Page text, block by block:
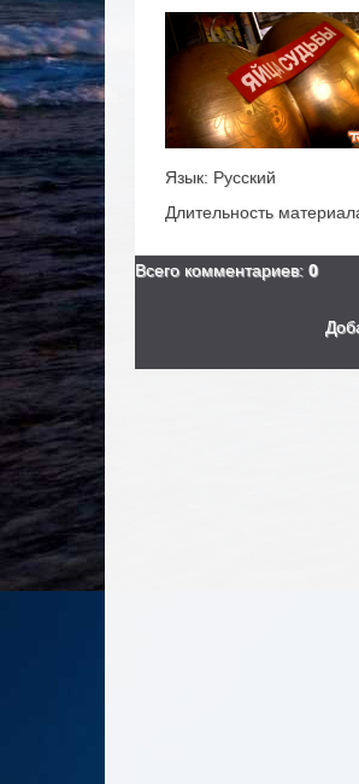
Язык: Русский
Длительность
Всего комментариев: 0